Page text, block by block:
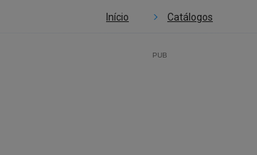
Início Catálogos